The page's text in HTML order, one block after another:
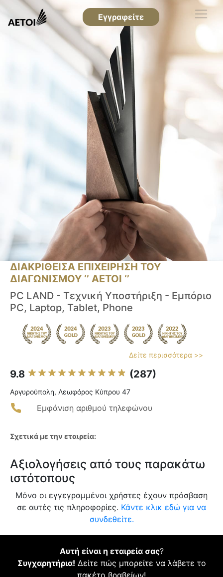
Εγγραφείτε
ΔΙΑΚΡΙΘΕΙΣΑ ΕΠΙΧΕΙΡΗΣΗ ΤΟΥ
ΔΙΑΓΩΝΙΣΜΟΥ ‘’ ΑΕΤΟΙ ‘’
PC LAND - Τεχνική Υποστήριξη - Εμπόριο
PC, Laptop, Tablet, Phone
Δείτε περισσότερα >>
9.8 (287)
Αργυρούπολη, Λεωφόρος Κύπρου 47
Εμφάνιση αριθμού τηλεφώνου
Σχετικά με την εταιρεία:
Αξιολογήσεις από τους παρακάτω
ιστότοπους
Μόνο οι εγγεγραμμένοι χρήστες έχουν πρόσβαση
σε αυτές τις πληροφορίες. Κάντε κλικ εδώ για να
συνδεθείτε.
Αυτή είναι η εταιρεία σας?
Συγχαρητήρια! Δείτε πώς μπορείτε να λάβετε το